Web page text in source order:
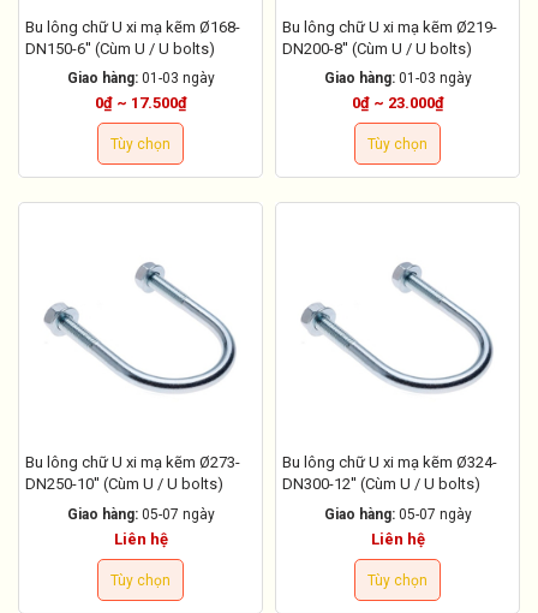
Bu lông chữ U xi mạ kẽm Ø168-
DN150-6'' (Cùm U / U bolts)
Giao hàng: 01-03 ngày
0₫ ~ 17.500₫
Tùy chọn
Bu lông chữ U xi mạ kẽm Ø219-
DN200-8'' (Cùm U / U bolts)
Giao hàng: 01-03 ngày
0₫ ~ 23.000₫
Tùy chọn
Bu lông chữ U xi mạ kẽm Ø273-
DN250-10'' (Cùm U / U bolts)
Giao hàng: 05-07 ngày
Liên hệ
Tùy chọn
Bu lông chữ U xi mạ kẽm Ø324-
DN300-12'' (Cùm U / U bolts)
Giao hàng: 05-07 ngày
Liên hệ
Tùy chọn